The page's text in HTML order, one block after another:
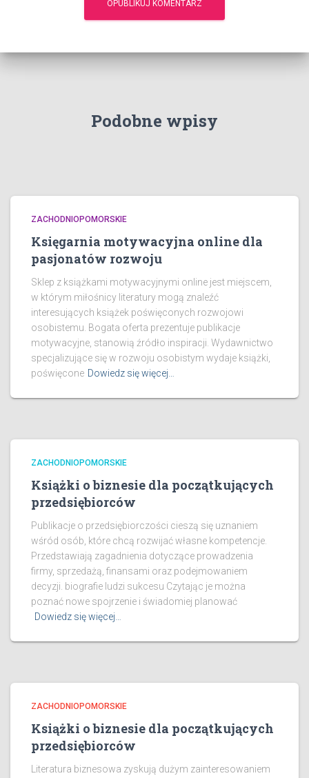
Podobne wpisy
ZACHODNIOPOMORSKIE
Księgarnia motywacyjna online dla
pasjonatów rozwoju
Sklep z książkami motywacyjnymi online jest miejscem,
w którym miłośnicy literatury mogą znaleźć
interesujących książek poświęconych rozwojowi
osobistemu. Bogata oferta prezentuje publikacje
motywacyjne, stanowią źródło inspiracji. Wydawnictwo
specjalizujące się w rozwoju osobistym wydaje książki,
poświęcone Dowiedz się więcej…
ZACHODNIOPOMORSKIE
Książki o biznesie dla początkujących
przedsiębiorców
Publikacje o przedsiębiorczości cieszą się uznaniem
wśród osób, które chcą rozwijać własne kompetencje.
Przedstawiają zagadnienia dotyczące prowadzenia
firmy, sprzedażą, finansami oraz podejmowaniem
decyzji. biografie ludzi sukcesu Czytając je można
poznać nowe spojrzenie i świadomiej planować
Dowiedz się więcej…
ZACHODNIOPOMORSKIE
Książki o biznesie dla początkujących
przedsiębiorców
Literatura biznesowa zyskują dużym zainteresowaniem